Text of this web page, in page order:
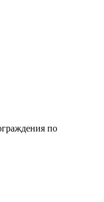
по